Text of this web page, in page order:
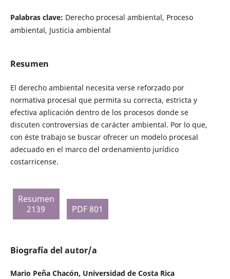
Palabras clave: Derecho procesal ambiental, Proceso
ambiental, Justicia ambiental
Resumen
El derecho ambiental necesita verse reforzado por
normativa procesal que permita su correcta, estricta y
efectiva aplicación dentro de los procesos donde se
discuten controversias de carácter ambiental. Por lo que,
con éste trabajo se buscar ofrecer un modelo procesal
adecuado en el marco del ordenamiento jurídico
costarricense.
Resumen
2139
PDF 801
Biografía del autor/a
Mario Peña Chacón, Universidad de Costa Rica